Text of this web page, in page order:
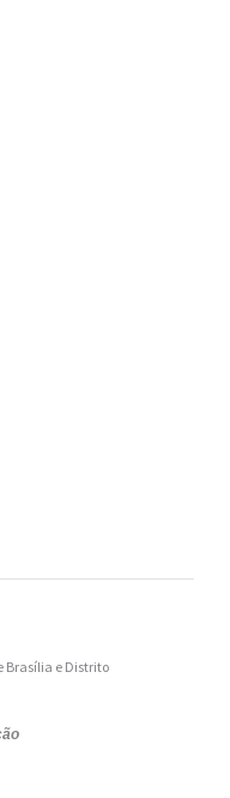
Brasília e Distrito